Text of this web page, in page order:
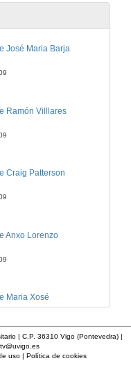
José Maria Barja
Ramón Villlares
Craig Patterson
Anxo Lorenzo
Maria Xosé
Rosario Álvarez
| C.P. 36310 Vigo (Pontevedra) |
tv@uvigo.es
uso| Política de cookies